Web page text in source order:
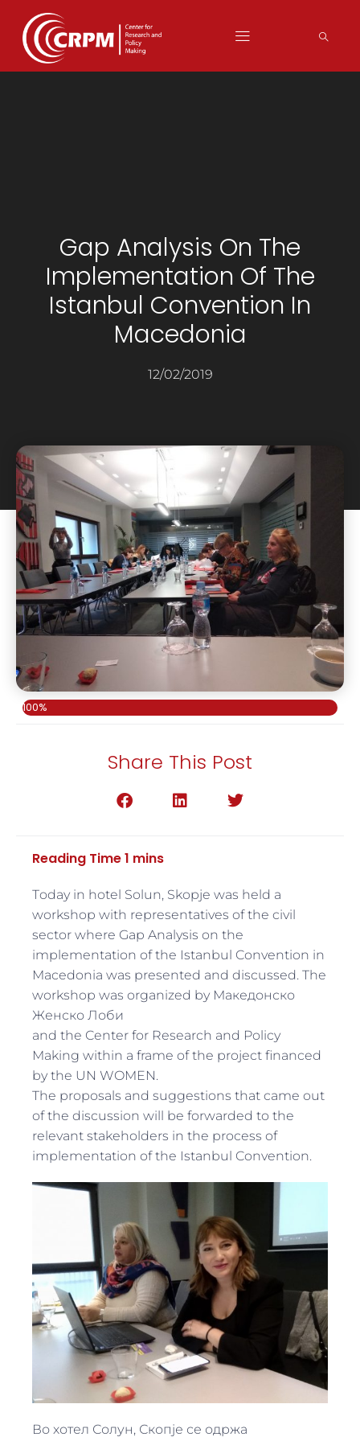
Gap Analysis On The
Implementation Of The
Istanbul Convention In
Macedonia
12/02/2019
100%
Share This Post
Тoday in hotel Solun, Skopje was held a
workshop with representatives of the civil
sector where Gap Analysis on the
implementation of the Istanbul Convention in
Macedonia was presented and discussed. The
workshop was organized by Македонско
Женско Лоби
and the Center for Research and Policy
Making within a frame of the project financed
by the UN WOMEN.
The proposals and suggestions that came out
of the discussion will be forwarded to the
relevant stakeholders in the process of
implementation of the Istanbul Convention.
Во хотел Солун, Скопје се одржа